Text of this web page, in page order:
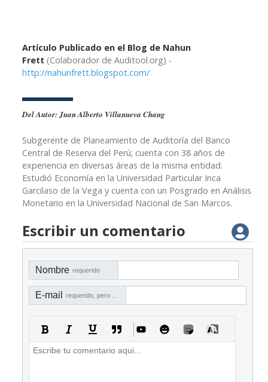
Artículo Publicado en el Blog de Nahun
Frett (Colaborador de Auditool.org) -
http://nahunfrett.blogspot.com/
Del Autor: Juan Alberto Villanueva Chang
Subgerente de Planeamiento de Auditoría del Banco
Central de Reserva del Perú; cuenta con 38 años de
experiencia en diversas áreas de la misma entidad.
Estudió Economía en la Universidad Particular Inca
Garcilaso de la Vega y cuenta con un Posgrado en Análisis
Monetario en la Universidad Nacional de San Marcos.
Escribir un comentario
Nombre requerido
E-mail